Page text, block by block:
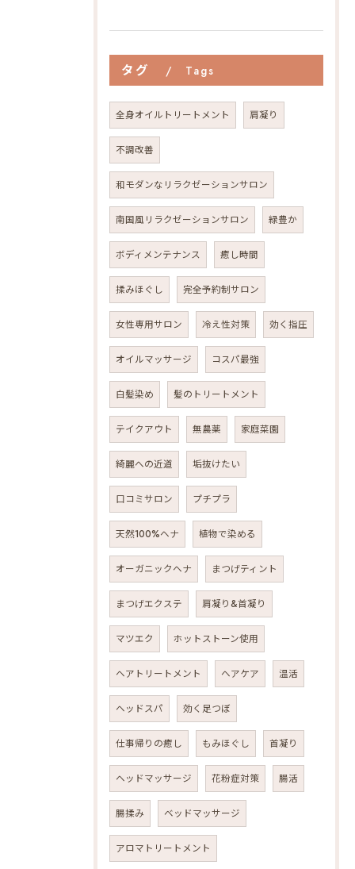
タグ Tags
全身オイルトリートメント 肩凝り
不調改善
和モダンなリラクゼーションサロン
南国風リラクゼーションサロン 緑豊か
ボディメンテナンス 癒し時間
揉みほぐし 完全予約制サロン
女性専用サロン 冷え性対策 効く指圧
オイルマッサージ コスパ最強
白髪染め 髪のトリートメント
テイクアウト 無農薬 家庭菜園
綺麗への近道 垢抜けたい
口コミサロン プチプラ
天然100%ヘナ 植物で染める
オーガニックヘナ まつげティント
まつげエクステ 肩凝り&首凝り
マツエク ホットストーン使用
ヘアトリートメント ヘアケア 温活
ヘッドスパ 効く足つぼ
仕事帰りの癒し もみほぐし 首凝り
ヘッドマッサージ 花粉症対策 腸活
腸揉み ベッドマッサージ
アロマトリートメント